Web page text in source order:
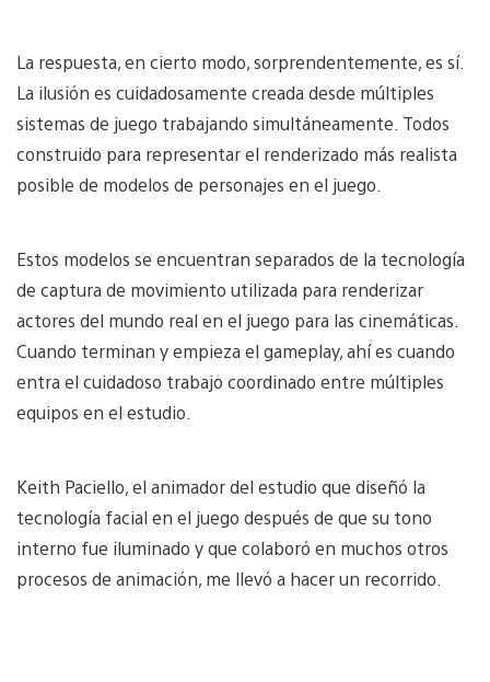
La respuesta, en cierto modo, sorprendentemente, es sí.
La ilusión es cuidadosamente creada desde múltiples
sistemas de juego trabajando simultáneamente. Todos
construido para representar el renderizado más realista
posible de modelos de personajes en el juego.
Estos modelos se encuentran separados de la tecnología
de captura de movimiento utilizada para renderizar
actores del mundo real en el juego para las cinemáticas.
Cuando terminan y empieza el gameplay, ahí es cuando
entra el cuidadoso trabajo coordinado entre múltiples
equipos en el estudio.
Keith Paciello, el animador del estudio que diseñó la
tecnología facial en el juego después de que su tono
interno fue iluminado y que colaboró en muchos otros
procesos de animación, me llevó a hacer un recorrido.